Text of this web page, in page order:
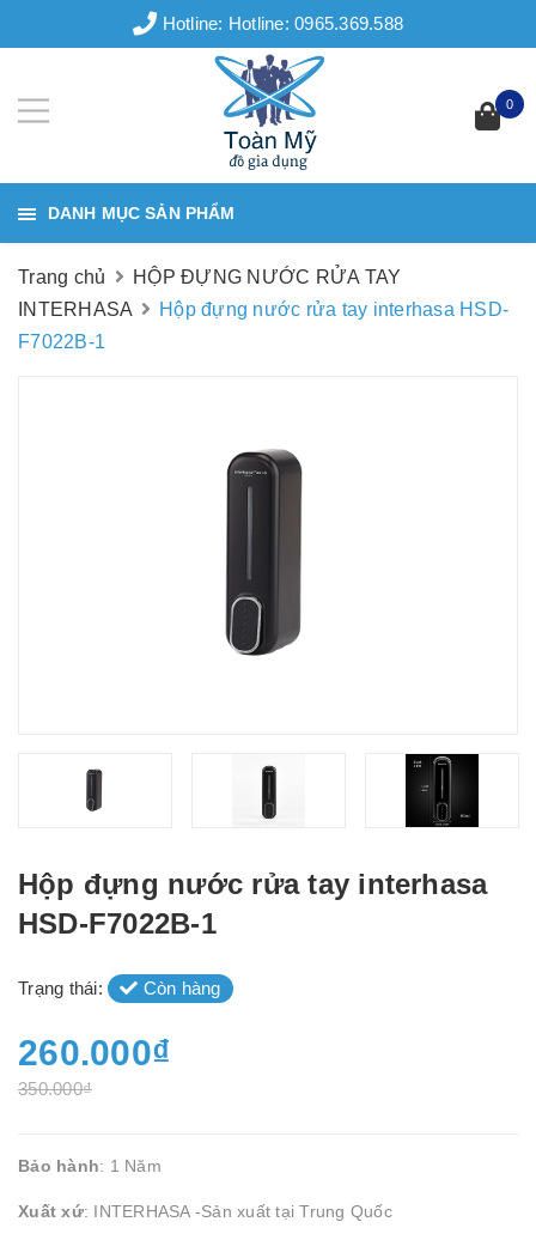
Hotline: Hotline: 0965.369.588
0
DANH MỤC SẢN PHẨM
Trang chủ
HỘP ĐỰNG NƯỚC RỬA TAY
INTERHASA
Hộp đựng nước rửa tay interhasa HSD-
F7022B-1
Hộp đựng nước rửa tay interhasa
HSD-F7022B-1
Trạng thái: Còn hàng
260.000₫
350.000₫
Bảo hành: 1 Năm
Xuất xứ: INTERHASA -Sản xuất tại Trung Quốc